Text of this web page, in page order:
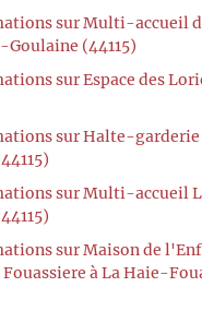
sur Multi-accueil
(44115)
sur Espace des
sur Halte-garderie
sur Multi-accueil
sur Maison de
à La Haie-